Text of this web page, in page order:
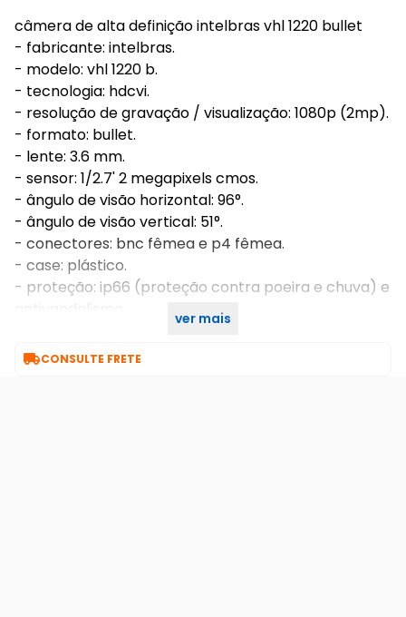
câmera de alta definição intelbras vhl 1220 bullet
- fabricante: intelbras.
- modelo: vhl 1220 b.
- tecnologia: hdcvi.
- resolução de gravação / visualização: 1080p (2mp).
- formato: bullet.
- lente: 3.6 mm.
- sensor: 1/2.7' 2 megapixels cmos.
- ângulo de visão horizontal: 96°.
- ângulo de visão vertical: 51°.
- conectores: bnc fêmea e p4 fêmea.
- case: plástico.
- proteção: ip66 (proteção contra poeira e chuva) e
antivandalismo.
ver mais
CONSULTE FRETE